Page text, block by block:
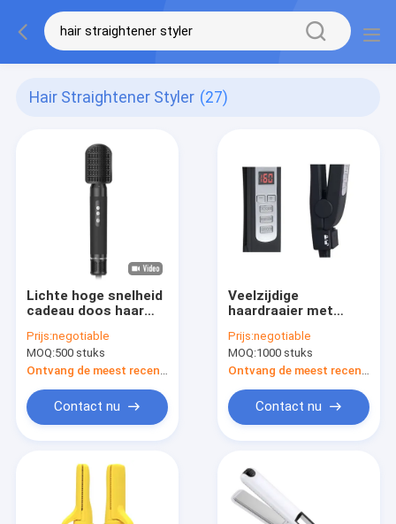
Hair Straightener Styler (27)
Lichte hoge snelheid
cadeau doos haar
met accessoires
Prijs:negotiable
MOQ:500 stuks
Contact nu
Veelzijdige
haardraaier met
temperatuurscherm
en breed
temperatuurbereik
Prijs:negotiable
MOQ:1000 stuks
Contact nu